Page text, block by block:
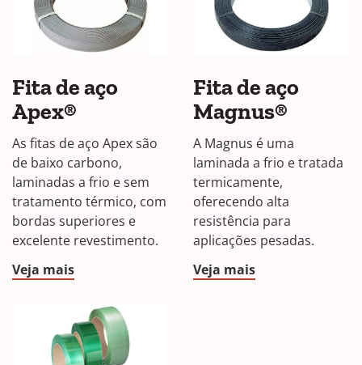
Fita de aço
Apex®
As fitas de aço Apex são
de baixo carbono,
laminadas a frio e sem
tratamento térmico, com
bordas superiores e
excelente revestimento.
Veja mais
Fita de aço
Magnus®
A Magnus é uma
laminada a frio e tratada
termicamente,
oferecendo alta
resistência para
aplicações pesadas.
Veja mais